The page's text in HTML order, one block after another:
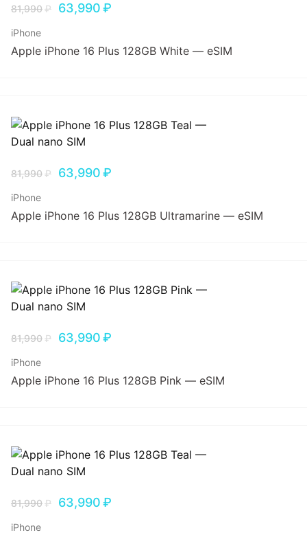
81,990₽ 63,990₽
iPhone
Apple iPhone 16 Plus 128GB White — eSIM
81,990₽ 63,990₽
iPhone
Apple iPhone 16 Plus 128GB Ultramarine — eSIM
81,990₽ 63,990₽
iPhone
Apple iPhone 16 Plus 128GB Pink — eSIM
81,990₽ 63,990₽
iPhone